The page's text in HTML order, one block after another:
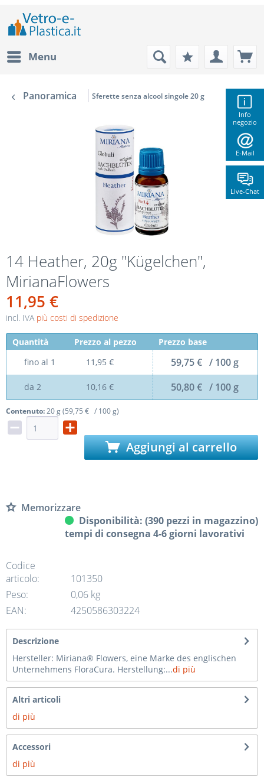
Info
negozio
E-Mail
Live-Chat
Menu
Panoramica Sferette senza alcool singole 20 g
14 Heather, 20g "Kügelchen",
MirianaFlowers
11,95 €
incl. IVA più costi di spedizione
Quantità Prezzo al pezzo
Prezzo base
fino al 1 11,95 € 59,75 € / 100 g
da 2 10,16 € 50,80 € / 100 g
Contenuto:20 g (59,75 € / 100 g)
Aggiungi al carrello
Memorizzare
Disponibilità: (390 pezzi in magazzino)
tempi di consegna 4-6 giorni lavorativi
Codice
articolo:
101350
Peso:
0,06 kg
EAN:
4250586303224
Descrizione
Hersteller: Miriana® Flowers, eine Marke des englischen
Unternehmens FloraCura. Herstellung:...di più
Altri articoli
di più
Accessori
di più